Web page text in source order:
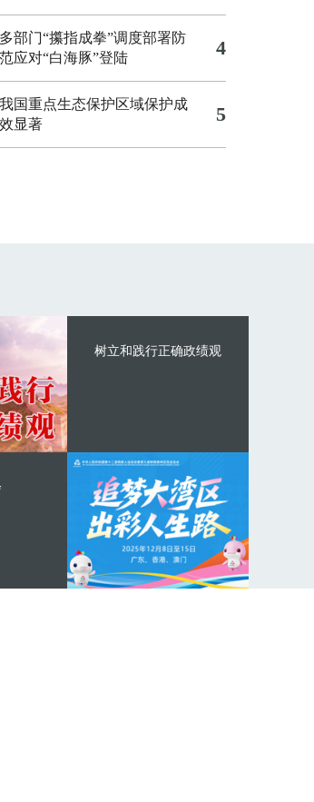
多部门“攥指成拳”调度部署防
范应对“白海豚”登陆
4
我国重点生态保护区域保护成
效显著
5
树立和践行正确政绩观